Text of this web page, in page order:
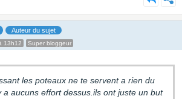
Auteur du sujet
13h12 Super bloggeur
les poteaux ne te servent a rien du
a aucuns effort dessus.ils ont juste un but